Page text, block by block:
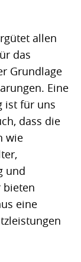
allen
das
Grundlage
Eine
ist für uns
dass die
wie
und
bieten
eine